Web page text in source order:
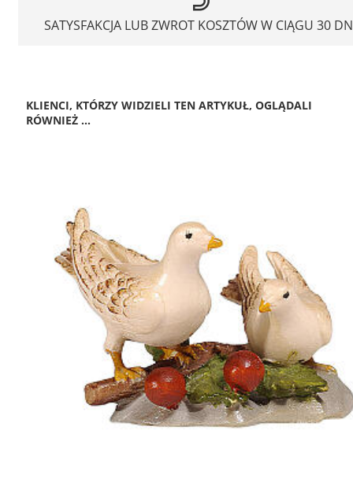
SATYSFAKCJA LUB ZWROT KOSZTÓW W CIĄGU 30
KLIENCI, KTÓRZY WIDZIELI TEN ARTYKUŁ, OGLĄDALI
RÓWNIEŻ ...